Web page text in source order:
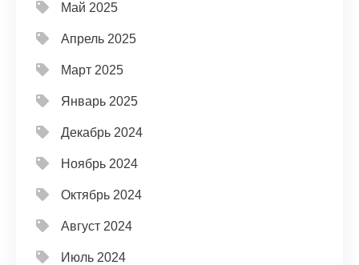
Май 2025
Апрель 2025
Март 2025
Январь 2025
Декабрь 2024
Ноябрь 2024
Октябрь 2024
Август 2024
Июль 2024